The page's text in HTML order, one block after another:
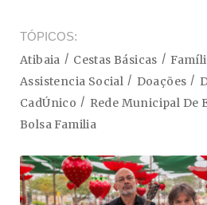
TÓPICOS
Atibaia Cestas Básicas
Assistencia Social
Doações
CadÚnico
Rede Municipal De
Bolsa Familia